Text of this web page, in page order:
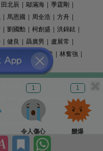
1
令人傷心
1
嬲爆
田北辰 鄔滿海 季霆剛
馬恩國 周全浩 方舟
劉國勳 柯創盛 洪錦鉉
健良 聶廣男 盧展常
精選文章 林奮強
人講地
郵: speakout@speakout.hk
: 85228041301
所有 不得轉載